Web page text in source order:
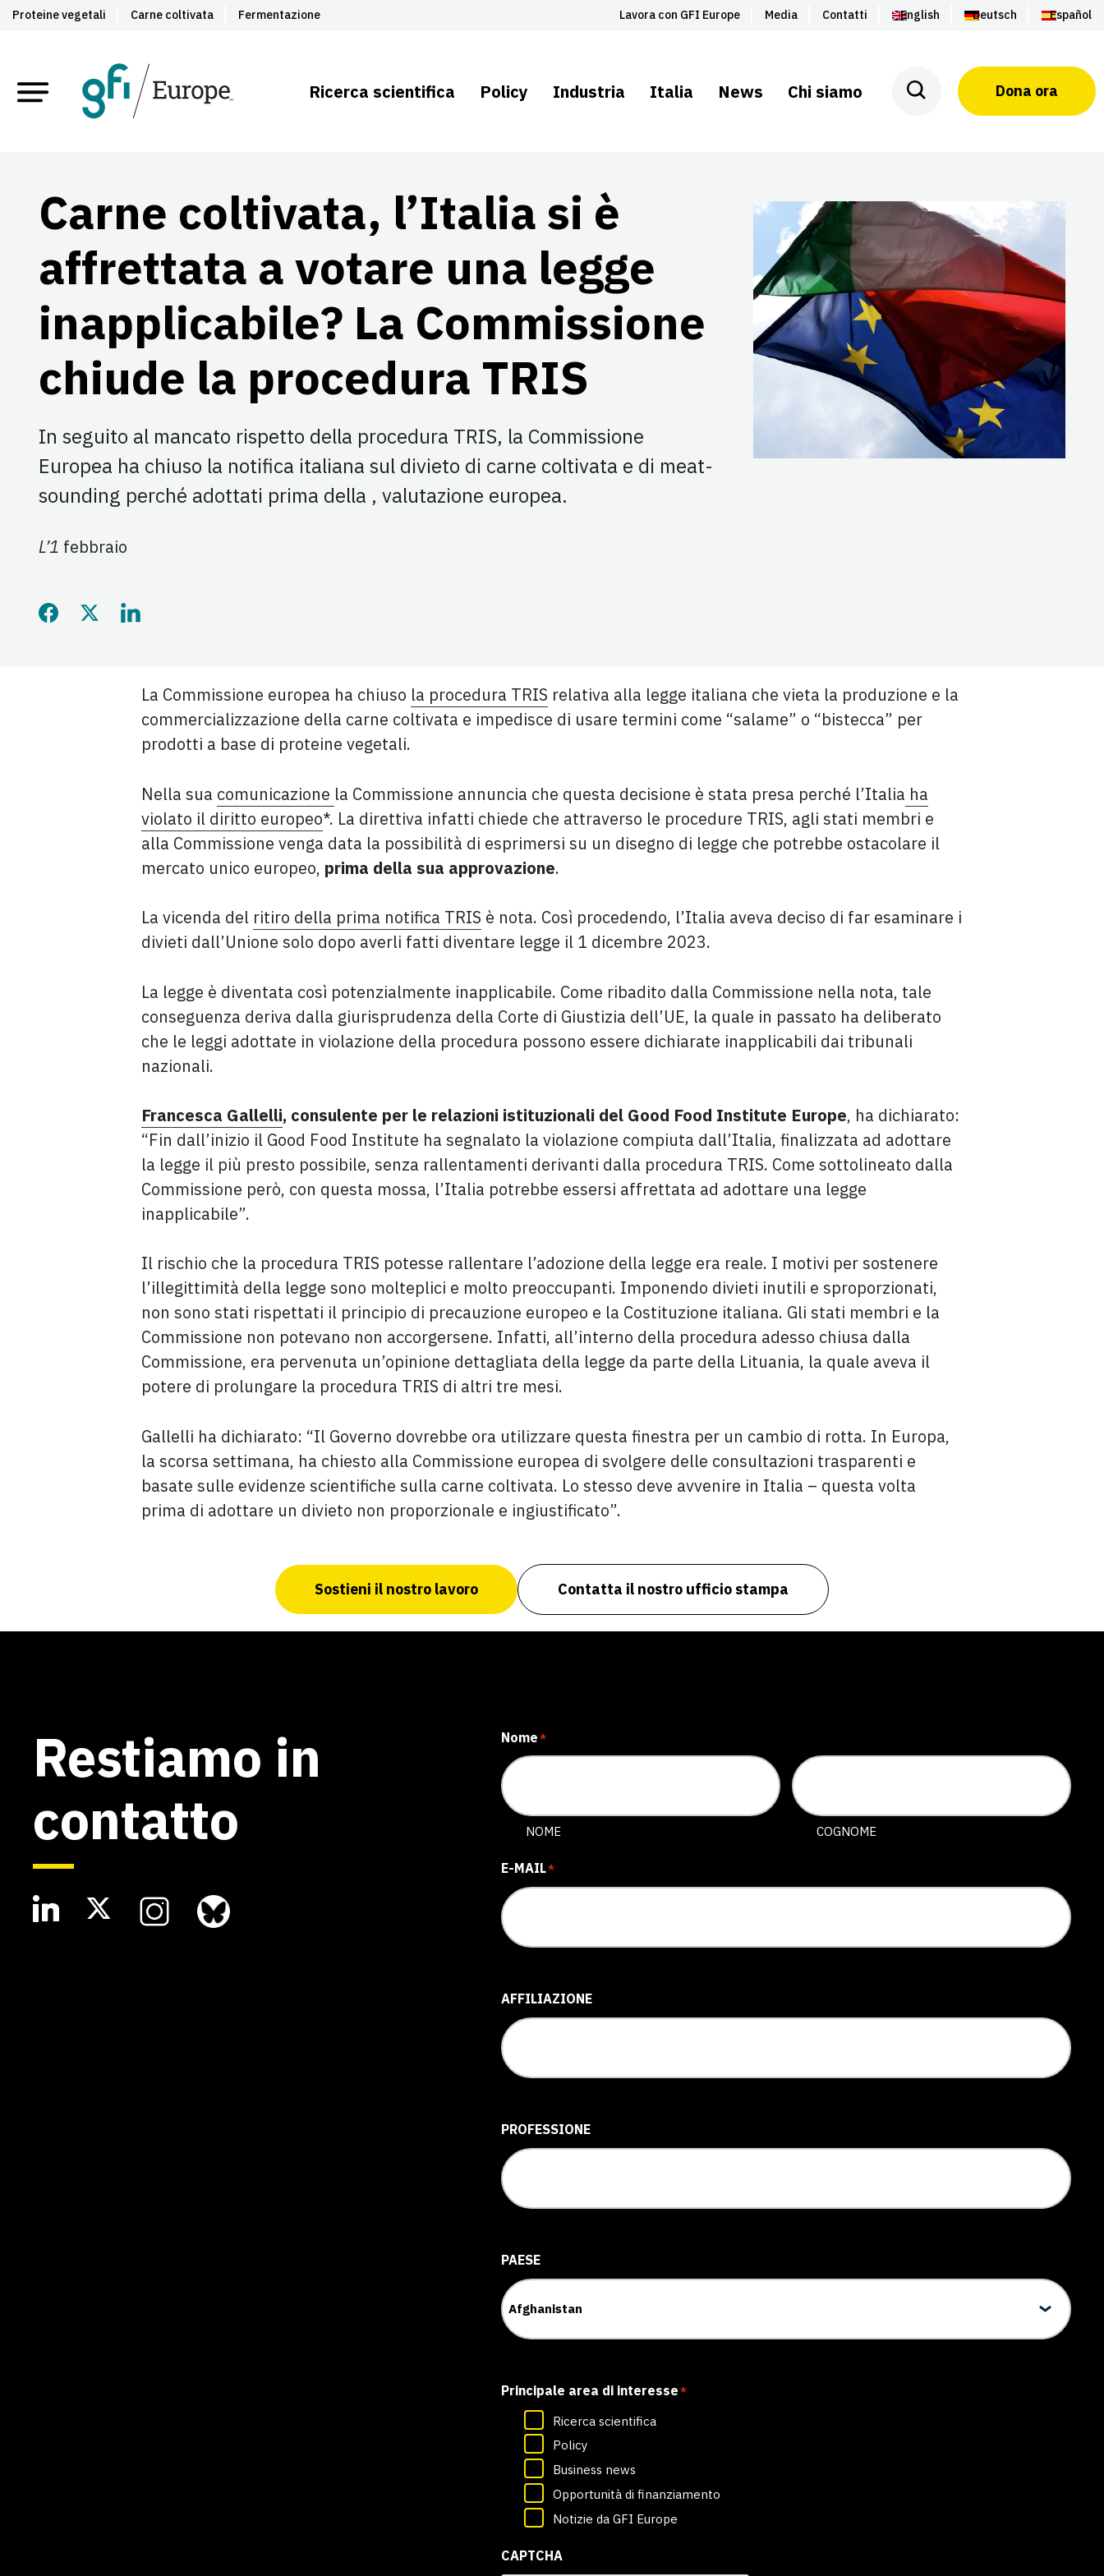
Proteine vegetali Carne coltivata Fermentazione Lavora con GFI Europe Media Contatti English Deutsch Español
Ricerca scientifica Policy Industria Italia News Chi siamo Dona ora
Carne coltivata, l’Italia si è
affrettata a votare una legge
inapplicabile? La Commissione
chiude la procedura TRIS
In seguito al mancato rispetto della procedura TRIS, la Commissione
Europea ha chiuso la notifica italiana sul divieto di carne coltivata e di meat-
sounding perché adottati prima della , valutazione europea.
L’1 febbraio
Condividi questa pagina su Facebook
Condividi questa pagina su Twitter
Condividi questa pagina su LinkedIn
La Commissione europea ha chiuso la procedura TRIS relativa alla legge italiana che vieta la produzione e la
commercializzazione della carne coltivata e impedisce di usare termini come “salame” o “bistecca” per
prodotti a base di proteine vegetali.
Nella sua comunicazione la Commissione annuncia che questa decisione è stata presa perché l’Italia ha
violato il diritto europeo*. La direttiva infatti chiede che attraverso le procedure TRIS, agli stati membri e
alla Commissione venga data la possibilità di esprimersi su un disegno di legge che potrebbe ostacolare il
mercato unico europeo, prima della sua approvazione.
La vicenda del ritiro della prima notifica TRIS è nota. Così procedendo, l’Italia aveva deciso di far esaminare i
divieti dall’Unione solo dopo averli fatti diventare legge il 1 dicembre 2023.
La legge è diventata così potenzialmente inapplicabile. Come ribadito dalla Commissione nella nota, tale
conseguenza deriva dalla giurisprudenza della Corte di Giustizia dell’UE, la quale in passato ha deliberato
che le leggi adottate in violazione della procedura possono essere dichiarate inapplicabili dai tribunali
nazionali.
Francesca Gallelli, consulente per le relazioni istituzionali del Good Food Institute Europe, ha dichiarato:
“Fin dall’inizio il Good Food Institute ha segnalato la violazione compiuta dall’Italia, finalizzata ad adottare
la legge il più presto possibile, senza rallentamenti derivanti dalla procedura TRIS. Come sottolineato dalla
Commissione però, con questa mossa, l’Italia potrebbe essersi affrettata ad adottare una legge
inapplicabile”.
Il rischio che la procedura TRIS potesse rallentare l’adozione della legge era reale. I motivi per sostenere
l’illegittimità della legge sono molteplici e molto preoccupanti. Imponendo divieti inutili e sproporzionati,
non sono stati rispettati il principio di precauzione europeo e la Costituzione italiana. Gli stati membri e la
Commissione non potevano non accorgersene. Infatti, all’interno della procedura adesso chiusa dalla
Commissione, era pervenuta un’opinione dettagliata della legge da parte della Lituania, la quale aveva il
potere di prolungare la procedura TRIS di altri tre mesi.
Gallelli ha dichiarato: “Il Governo dovrebbe ora utilizzare questa finestra per un cambio di rotta. In Europa,
la scorsa settimana, ha chiesto alla Commissione europea di svolgere delle consultazioni trasparenti e
basate sulle evidenze scientifiche sulla carne coltivata. Lo stesso deve avvenire in Italia – questa volta
prima di adottare un divieto non proporzionale e ingiustificato”.
Sostieni il nostro lavoro Contatta il nostro ufficio stampa
Restiamo in
contatto
Nome*
NOME COGNOME
E-MAIL*
AFFILIAZIONE
PROFESSIONE
PAESE
Principale area di interesse*
Ricerca scientifica
Policy
Business news
Opportunità di finanziamento
Notizie da GFI Europe
CAPTCHA